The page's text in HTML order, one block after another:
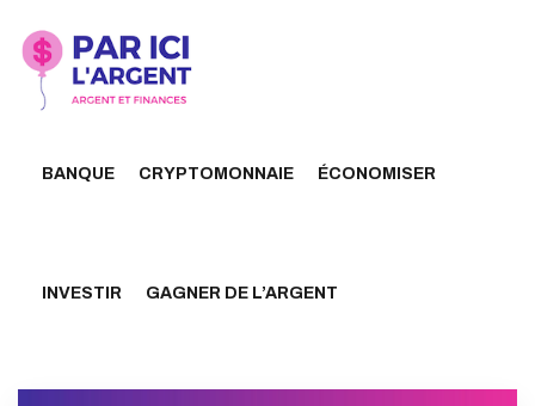
BANQUE CRYPTOMONNAIE ÉCONOMISER
INVESTIR GAGNER DE L’ARGENT